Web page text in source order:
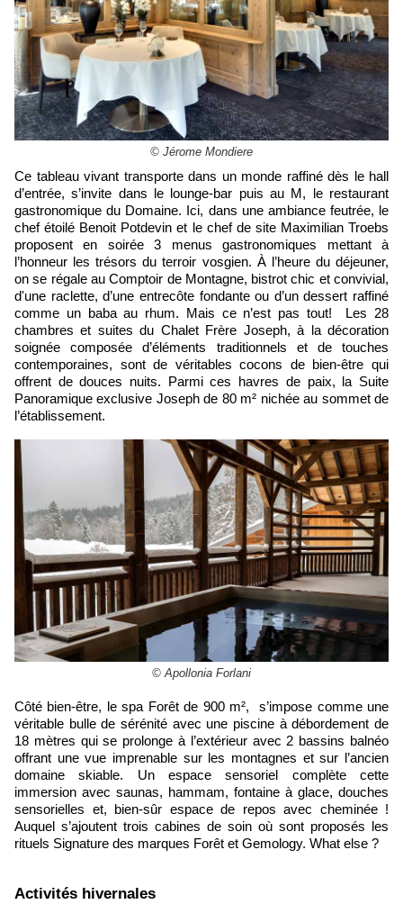
© Jérome Mondiere
Ce tableau vivant transporte dans un monde raffiné dès le hall
d’entrée, s’invite dans le lounge-bar puis au M, le restaurant
gastronomique du Domaine. Ici, dans une ambiance feutrée, le
chef étoilé Benoit Potdevin et le chef de site Maximilian Troebs
proposent en soirée 3 menus gastronomiques mettant à
l’honneur les trésors du terroir vosgien. À l’heure du déjeuner,
on se régale au Comptoir de Montagne, bistrot chic et convivial,
d'une raclette, d’une entrecôte fondante ou d’un dessert raffiné
comme un baba au rhum. Mais ce n’est pas tout! Les 28
chambres et suites du Chalet Frère Joseph, à la décoration
soignée composée d’éléments traditionnels et de touches
contemporaines, sont de véritables cocons de bien-être qui
offrent de douces nuits. Parmi ces havres de paix, la Suite
Panoramique exclusive Joseph de 80 m² nichée au sommet de
l’établissement.
© Apollonia Forlani
Côté bien-être, le spa Forêt de 900 m², s’impose comme une
véritable bulle de sérénité avec une piscine à débordement de
18 mètres qui se prolonge à l’extérieur avec 2 bassins balnéo
offrant une vue imprenable sur les montagnes et sur l’ancien
domaine skiable. Un espace sensoriel complète cette
immersion avec saunas, hammam, fontaine à glace, douches
sensorielles et, bien-sûr espace de repos avec cheminée !
Auquel s’ajoutent trois cabines de soin où sont proposés les
rituels Signature des marques Forêt et Gemology. What else ?
​Activités hivernales